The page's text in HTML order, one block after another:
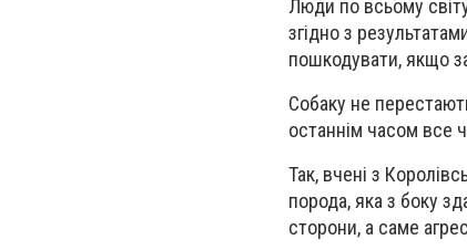
Люди по всьому
згідно з
пошкодувати, якщо
Собаку не
останнім часом все
Так, вчені з
порода, яка з боку
сторони, а саме